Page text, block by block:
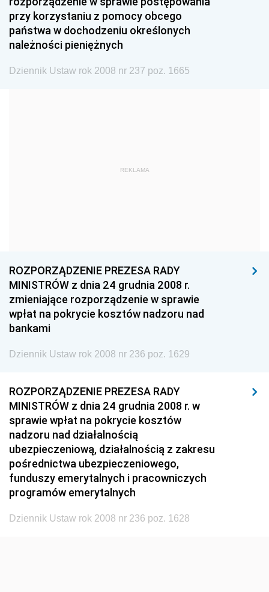
1987 1986 1985
1984 1983 1982
1981 1980
1978 1977 1976
1951 1950
1948 1947 1946
1945 1944 1939
1938
1935 1934 1933
1929 1928
1926 1925
1923 1922
1920 1919
przy korzystaniu z pomocy obcego
państwa w dochodzeniu określonych
należności pieniężnych
Dziennik Ustaw rok 2008 nr 237 poz. 1665
REKLAMA
ROZPORZĄDZENIE PREZESA RADY
MINISTRÓW z dnia 24 grudnia 2008 r.
zmieniające rozporządzenie w sprawie
wpłat na pokrycie kosztów nadzoru nad
bankami
Dziennik Ustaw rok 2008 nr 236 poz. 1629
ROZPORZĄDZENIE PREZESA RADY
MINISTRÓW z dnia 24 grudnia 2008 r. w
sprawie wpłat na pokrycie kosztów
nadzoru nad działalnością
ubezpieczeniową, działalnością z zakresu
pośrednictwa ubezpieczeniowego,
funduszy emerytalnych i pracowniczych
programów emerytalnych
Dziennik Ustaw rok 2008 nr 236 poz. 1628